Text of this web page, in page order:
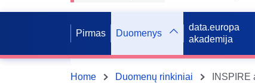
Pirmas Duomenys
data.europa
akademija
Home Duomenų rinkiniai